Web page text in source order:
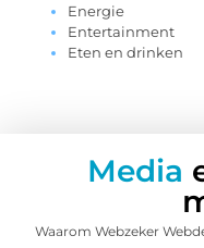
Energie
Entertainment
Eten en drinken
Media
Waarom Webzeker